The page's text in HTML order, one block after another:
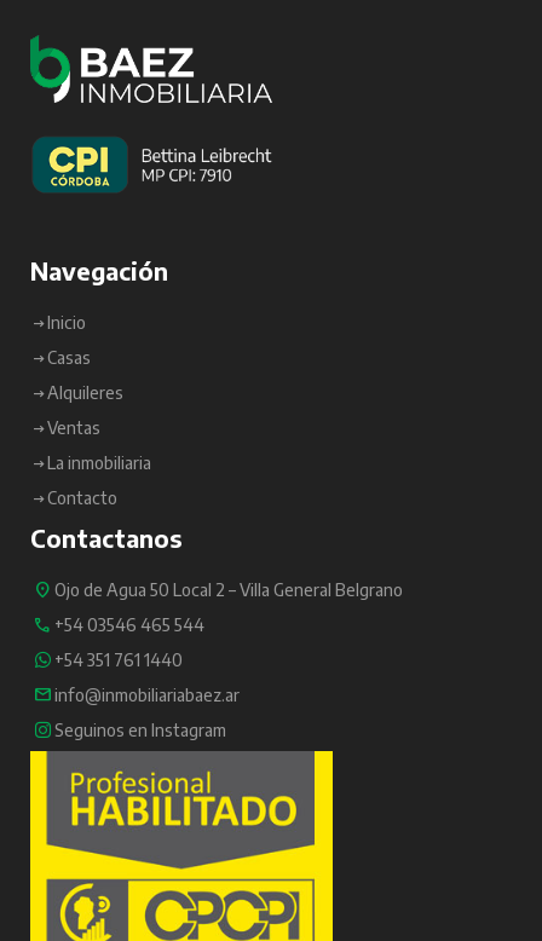
Navegación
Inicio
Casas
Alquileres
Ventas
La inmobiliaria
Contacto
Contactanos
Ojo de Agua 50 Local 2 – Villa General Belgrano
+54 03546 465 544
+54 351 761 1440
info@inmobiliariabaez.ar
Seguinos en Instagram